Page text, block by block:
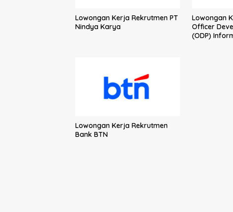
Lowongan Kerja Rekrutmen PT
Nindya Karya
Lowongan
Officer
(ODP)
Lowongan Kerja Rekrutmen
Bank BTN